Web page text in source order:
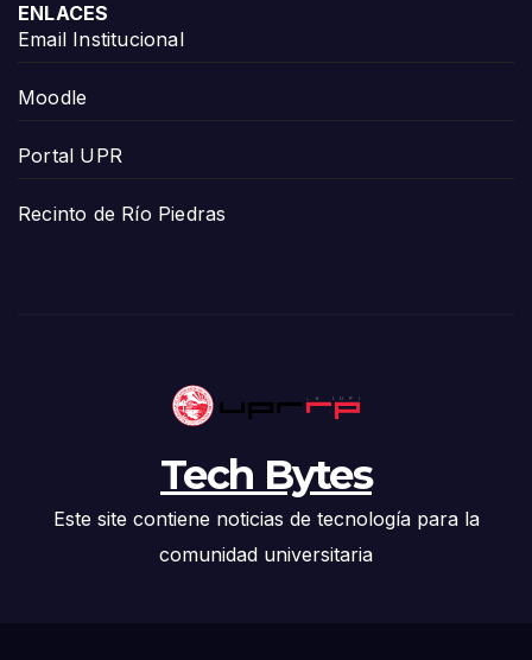
ENLACES
Email Institucional
Moodle
Portal UPR
Recinto de Río Piedras
Tech Bytes
Este site contiene noticias de tecnología para la
comunidad universitaria